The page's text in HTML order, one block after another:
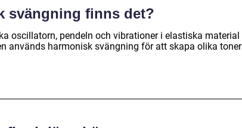
svängning finns det?
oscillatorn, pendeln och vibrationer i elastiska material
används harmonisk svängning för att skapa olika toner